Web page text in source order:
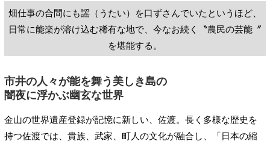
畑仕事の合間にも謡（うたい）を口ずさんでいたというほど、
日常に能楽が溶け込む稀有な地で、今なお続く〝農民の芸能〞
を堪能する。
市井の人々が能を舞う美しき島の
闇夜に浮かぶ幽玄な世界
金山の世界遺産登録が記憶に新しい、佐渡。長く多様な歴史を
持つ佐渡では、貴族、武家、町人の文化が融合し、「日本の縮